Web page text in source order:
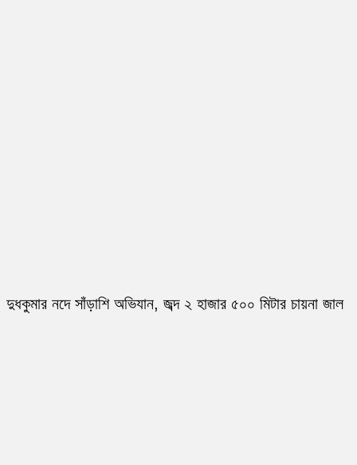
দুধকুমার নদে সাঁড়াশি অভিযান, জব্দ ২ হাজার ৫০০ মিটার চায়না জাল